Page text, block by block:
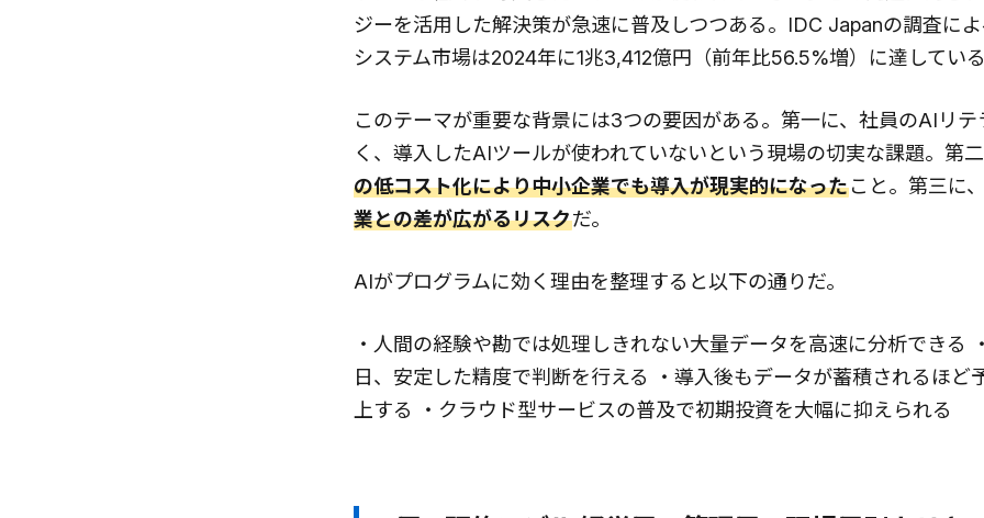
ジーを活用した解決策が急速に普及しつつある。IDC Japanの調査に
システム市場は2024年に1兆3,412億円（前年比56.5%増）に達してい
このテーマが重要な背景には3つの要因がある。第一に、社員のAIリテ
く、導入したAIツールが使われていないという現場の切実な課題。第
の低コスト化により中小企業でも導入が現実的になったこと。第三に
業との差が広がるリスクだ。
AIがプログラムに効く理由を整理すると以下の通りだ。
・人間の経験や勘では処理しきれない大量データを高速に分析できる
日、安定した精度で判断を行える ・導入後もデータが蓄積されるほど
上する ・クラウド型サービスの普及で初期投資を大幅に抑えられる